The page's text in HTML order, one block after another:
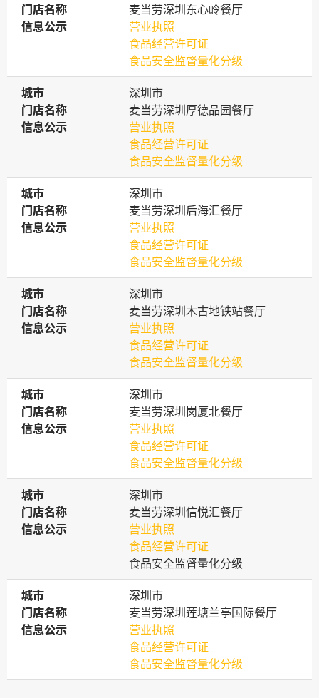
门店名称
门店名称
麦当劳深圳东心岭餐厅
信息公示
信息公示
营业执照
食品经营许可证
食品安全监督量化分级
城市
城市
深圳市
门店名称
门店名称
麦当劳深圳厚德品园餐厅
信息公示
信息公示
营业执照
食品经营许可证
食品安全监督量化分级
城市
城市
深圳市
门店名称
门店名称
麦当劳深圳后海汇餐厅
信息公示
信息公示
营业执照
食品经营许可证
食品安全监督量化分级
城市
城市
深圳市
门店名称
门店名称
麦当劳深圳木古地铁站餐厅
信息公示
信息公示
营业执照
食品经营许可证
食品安全监督量化分级
城市
城市
深圳市
门店名称
门店名称
麦当劳深圳岗厦北餐厅
信息公示
信息公示
营业执照
食品经营许可证
食品安全监督量化分级
城市
城市
深圳市
门店名称
门店名称
麦当劳深圳信悦汇餐厅
信息公示
信息公示
营业执照
食品经营许可证
食品安全监督量化分级
城市
城市
深圳市
门店名称
门店名称
麦当劳深圳莲塘兰亭国际餐厅
信息公示
信息公示
营业执照
食品经营许可证
食品安全监督量化分级